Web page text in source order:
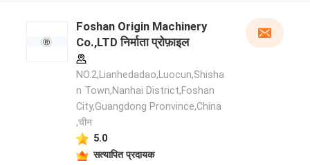
Foshan Origin Machinery
Co.,LTD निर्माता प्रोफ़ाइल
NO.2,Lianhedadao,Luocun,Shisha
n Town,Nanhai District,Foshan
City,Guangdong Pronvince,China
,चीन
5.0
सत्यापित प्रदायक